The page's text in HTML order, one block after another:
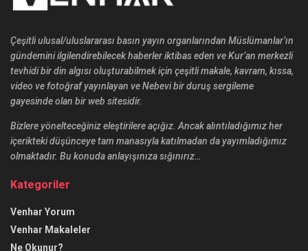
Çeşitli ulusal/uluslararası basın yayın organlarından Müslümanlar’ın
gündemini ilgilendirebilecek haberler iktibas eden ve Kur’an merkezli
tevhidi bir din algısı oluşturabilmek için çeşitli makale, kavram, kıssa,
video ve fotoğraf yayınlayan ve Nebevi bir duruş sergileme
gayesinde olan bir web sitesidir.
Bizlere yönelteceğiniz eleştirilere açığız. Ancak alıntıladığımız her
içerikteki düşünceye tam manasıyla katılmadan da yayımladığımız
olmaktadır. Bu konuda anlayışınıza sığınırız…
Kategoriler
Venhar Yorum
Venhar Makaleler
Ne Okunur?